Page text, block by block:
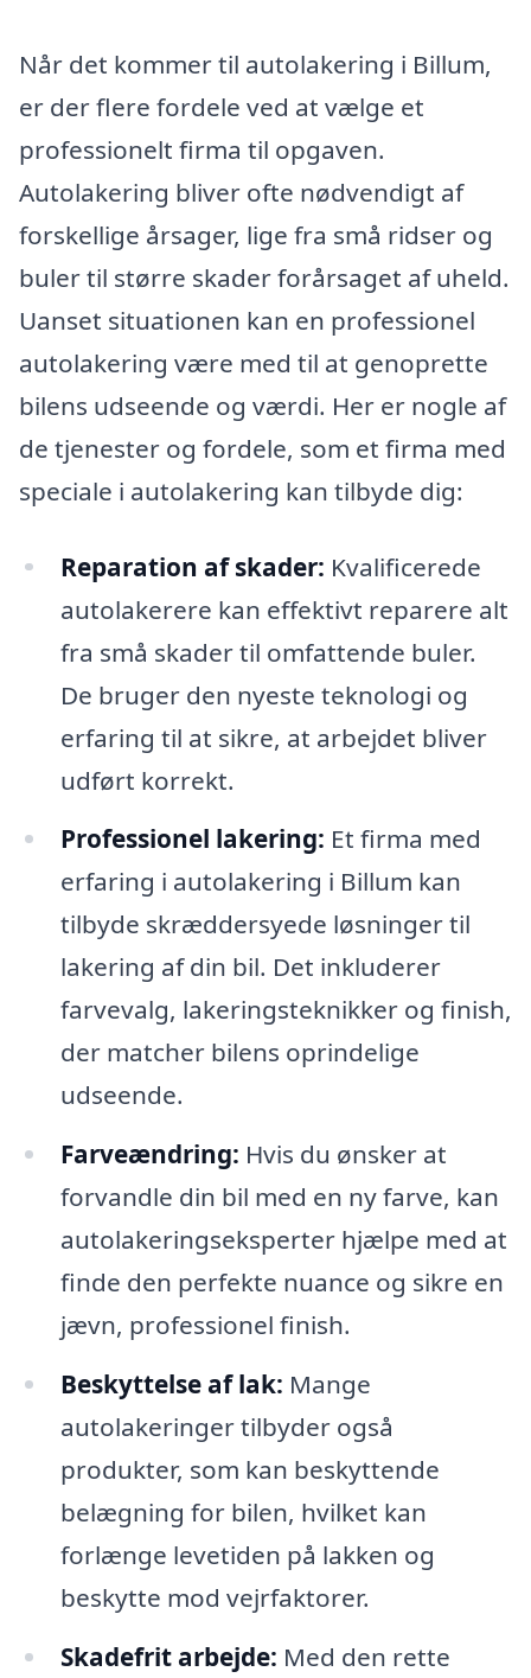
Når det kommer til autolakering i Billum,
er der flere fordele ved at vælge et
professionelt firma til opgaven.
Autolakering bliver ofte nødvendigt af
forskellige årsager, lige fra små ridser og
buler til større skader forårsaget af uheld.
Uanset situationen kan en professionel
autolakering være med til at genoprette
bilens udseende og værdi. Her er nogle af
de tjenester og fordele, som et firma med
speciale i autolakering kan tilbyde dig:
Reparation af skader: Kvalificerede
autolakerere kan effektivt reparere alt
fra små skader til omfattende buler.
De bruger den nyeste teknologi og
erfaring til at sikre, at arbejdet bliver
udført korrekt.
Professionel lakering: Et firma med
erfaring i autolakering i Billum kan
tilbyde skræddersyede løsninger til
lakering af din bil. Det inkluderer
farvevalg, lakeringsteknikker og finish,
der matcher bilens oprindelige
udseende.
Farveændring: Hvis du ønsker at
forvandle din bil med en ny farve, kan
autolakeringseksperter hjælpe med at
finde den perfekte nuance og sikre en
jævn, professionel finish.
Beskyttelse af lak: Mange
autolakeringer tilbyder også
produkter, som kan beskyttende
belægning for bilen, hvilket kan
forlænge levetiden på lakken og
beskytte mod vejrfaktorer.
Skadefrit arbejde: Med den rette